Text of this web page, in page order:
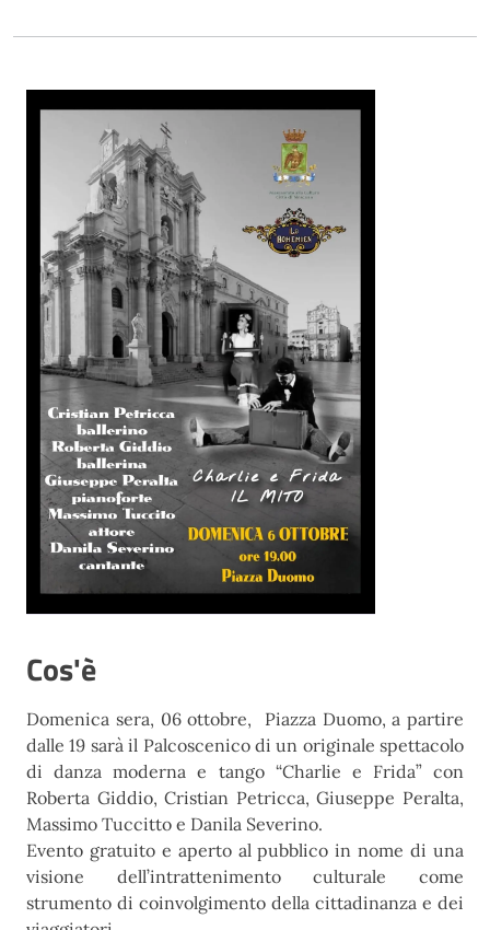
Cos'è
Domenica sera, 06 ottobre, Piazza Duomo, a partire
dalle 19 sarà il Palcoscenico di un originale spettacolo
di danza moderna e tango “Charlie e Frida” con
Roberta Giddio, Cristian Petricca, Giuseppe Peralta,
Massimo Tuccitto e Danila Severino.
Evento gratuito e aperto al pubblico in nome di una
visione dell’intrattenimento culturale come
strumento di coinvolgimento della cittadinanza e dei